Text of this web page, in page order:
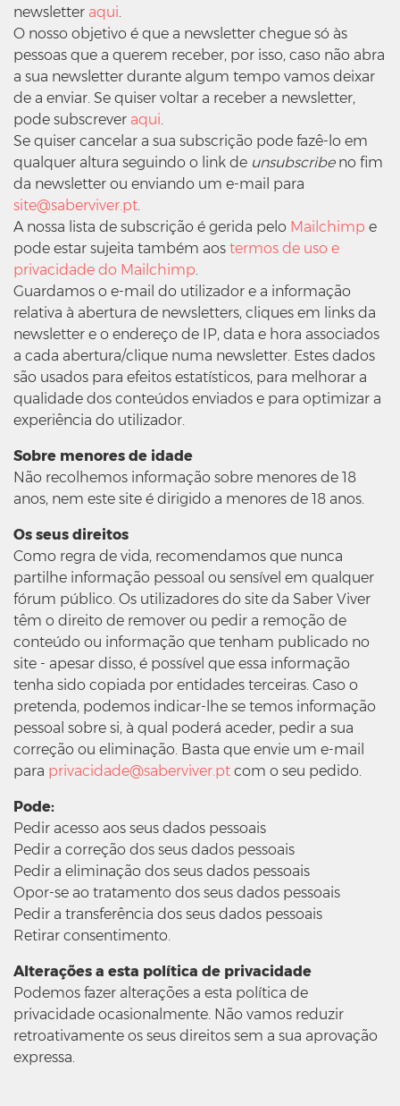
newsletter aqui.
O nosso objetivo é que a newsletter chegue só às
pessoas que a querem receber, por isso, caso não abra
a sua newsletter durante algum tempo vamos deixar
de a enviar. Se quiser voltar a receber a newsletter,
pode subscrever aqui.
Se quiser cancelar a sua subscrição pode fazê-lo em
qualquer altura seguindo o link de unsubscribeno fim
da newsletter ou enviando um e-mail para
site@saberviver.pt.
A nossa lista de subscrição é gerida pelo Mailchimp e
pode estar sujeita também aos termos de uso e
privacidade do Mailchimp.
Guardamos o e-mail do utilizador e a informação
relativa à abertura de newsletters, cliques em links da
newsletter e o endereço de IP, data e hora associados
a cada abertura/clique numa newsletter. Estes dados
são usados para efeitos estatísticos, para melhorar a
qualidade dos conteúdos enviados e para optimizar a
experiência do utilizador.
Sobre menores de idade
Não recolhemos informação sobre menores de 18
anos, nem este site é dirigido a menores de 18 anos.
Os seus direitos
Como regra de vida, recomendamos que nunca
partilhe informação pessoal ou sensível em qualquer
fórum público. Os utilizadores do site da Saber Viver
têm o direito de remover ou pedir a remoção de
conteúdo ou informação que tenham publicado no
site - apesar disso, é possível que essa informação
tenha sido copiada por entidades terceiras. Caso o
pretenda, podemos indicar-lhe se temos informação
pessoal sobre si, à qual poderá aceder, pedir a sua
correção ou eliminação. Basta que envie um e-mail
para privacidade@saberviver.pt com o seu pedido.
Pode:
Pedir acesso aos seus dados pessoais
Pedir a correção dos seus dados pessoais
Pedir a eliminação dos seus dados pessoais
Opor-se ao tratamento dos seus dados pessoais
Pedir a transferência dos seus dados pessoais
Retirar consentimento.
Alterações a esta política de privacidade
Podemos fazer alterações a esta política de
privacidade ocasionalmente. Não vamos reduzir
retroativamente os seus direitos sem a sua aprovação
expressa.